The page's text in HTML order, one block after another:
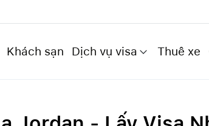
Khách sạn Dịch vụ visa Thuê xe